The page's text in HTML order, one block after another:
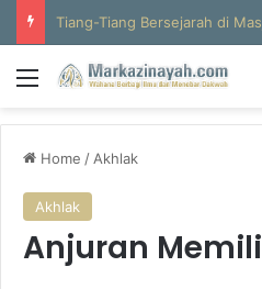
Al-Hajun
Menu
Home / Akhlak
Akhlak
Anjuran